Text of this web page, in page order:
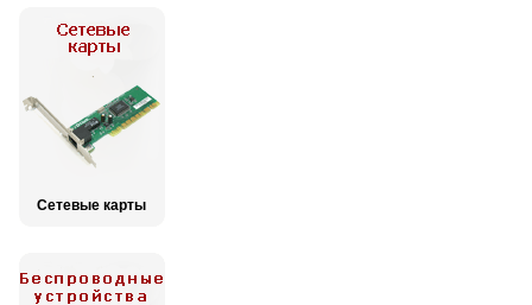
Сетевые карты